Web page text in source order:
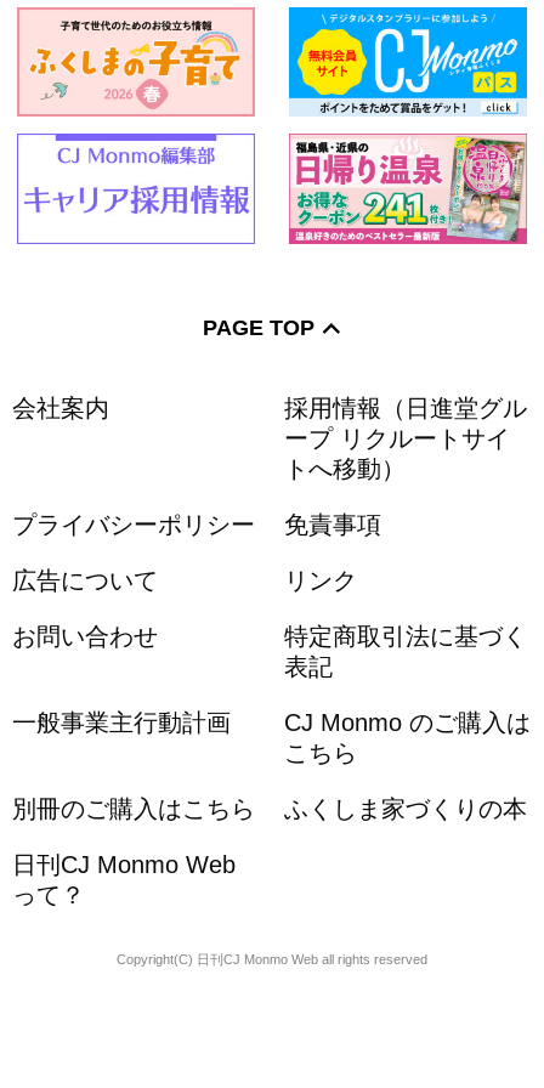
PAGE TOP
会社案内
採用情報（日進堂グル
ープ リクルートサイ
トへ移動）
プライバシーポリシー 免責事項
広告について リンク
お問い合わせ
特定商取引法に基づく
表記
一般事業主行動計画
CJ Monmo のご購入は
こちら
別冊のご購入はこちら ふくしま家づくりの本
日刊CJ Monmo Web
って？
Copyright(C) 日刊CJ Monmo Web all rights reserved